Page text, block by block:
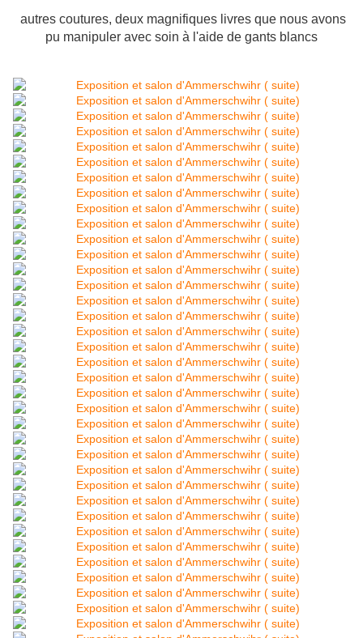
autres coutures, deux magnifiques livres que nous avons
pu manipuler avec soin à l'aide de gants blancs